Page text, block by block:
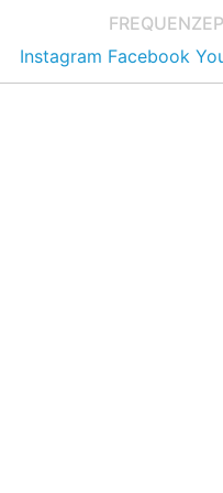
FREQUENZE
Instagram Facebook